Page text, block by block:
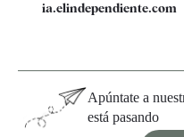
ia.elindependiente.com
Apúntate a
está pasando